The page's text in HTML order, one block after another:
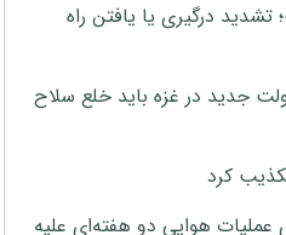
درگیری یا یافتن راه
جدید در غزه باید خلع سلاح
کرد
عملیات هوایی دو هفته‌ای علیه